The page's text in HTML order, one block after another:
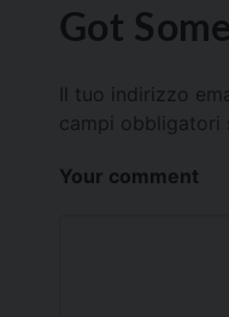
Got
Il tuo indirizzo
campi obbligatori
Your comment